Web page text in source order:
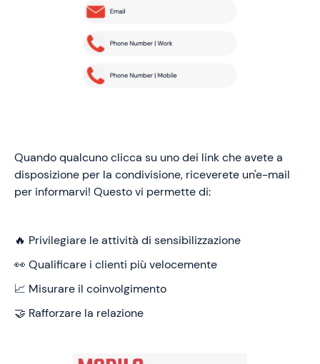
Quando qualcuno clicca su uno dei link che avete a
disposizione per la condivisione, riceverete un'e-mail
per informarvi! Questo vi permette di:
🔥 Privilegiare le attività di sensibilizzazione
👀 Qualificare i clienti più velocemente
📈 Misurare il coinvolgimento
🤝 Rafforzare la relazione